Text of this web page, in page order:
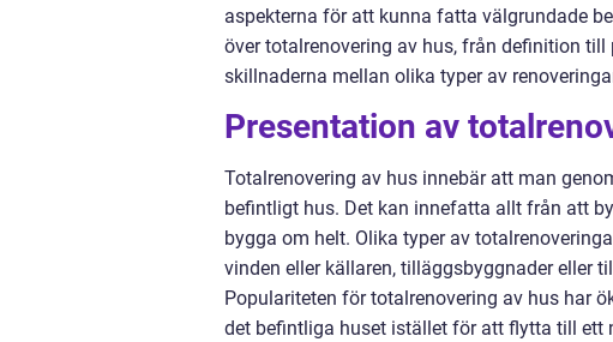
aspekterna för att kunna fatta välgrundade
över totalrenovering av hus, från definition
skillnaderna mellan olika typer av
Presentation av
Totalrenovering av hus innebär att man
befintligt hus. Det kan innefatta allt från att
bygga om helt. Olika typer av
vinden eller källaren, tilläggsbyggnader eller
Populariteten för totalrenovering av hus har
det befintliga huset istället för att flytta till ett